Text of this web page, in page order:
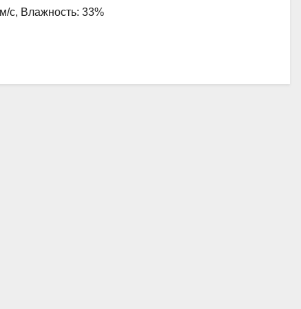
с, Влажность: 33%